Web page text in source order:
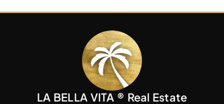
LA BELLA VITA ® Real Estate